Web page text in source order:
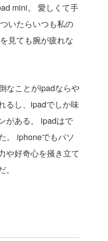
mini。
愛しくて手
いたらいつも私の
見ても腕が疲れな
なことがipadならや
るし、ipadでしか味
ある。
ipadはで
iphoneでもパソ
や好奇心を掻き立て